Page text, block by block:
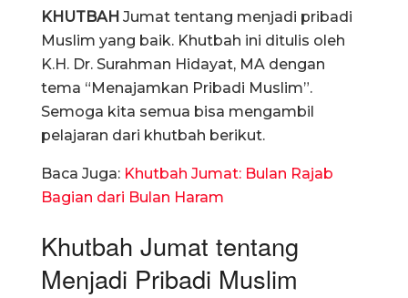
KHUTBAH Jumat tentang menjadi pribadi
Muslim yang baik. Khutbah ini ditulis oleh
K.H. Dr. Surahman Hidayat, MA dengan
tema “Menajamkan Pribadi Muslim”.
Semoga kita semua bisa mengambil
pelajaran dari khutbah berikut.
Baca Juga: Khutbah Jumat: Bulan Rajab
Bagian dari Bulan Haram
Khutbah Jumat tentang
Menjadi Pribadi Muslim